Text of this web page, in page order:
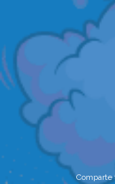
Comparte